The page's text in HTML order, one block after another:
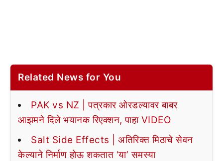
Related News for You
PAK vs NZ | पत्रकार ओरडल्यावर बाबर
आझमने दिले भयानक रिएक्शन, पाहा VIDEO
Salt Side Effects | अतिरिक्त मिठाचे सेवन
केल्याने निर्माण होऊ शकतात ‘या’ समस्या